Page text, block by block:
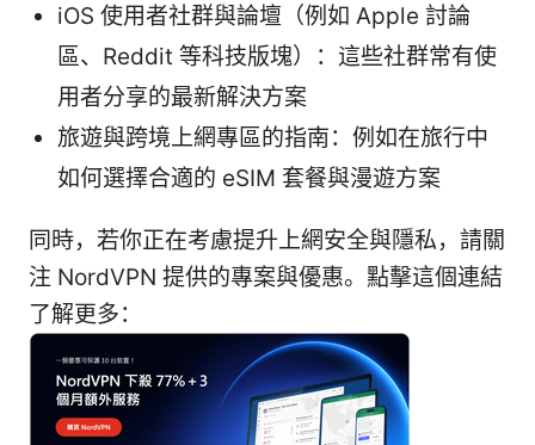
iOS 使用者社群與論壇（例如 Apple 討論
區、Reddit 等科技版塊）：這些社群常有使
用者分享的最新解決方案
旅遊與跨境上網專區的指南：例如在旅行中
如何選擇合適的 eSIM 套餐與漫遊方案
同時，若你正在考慮提升上網安全與隱私，請關
注 NordVPN 提供的專案與優惠。點擊這個連結
了解更多：